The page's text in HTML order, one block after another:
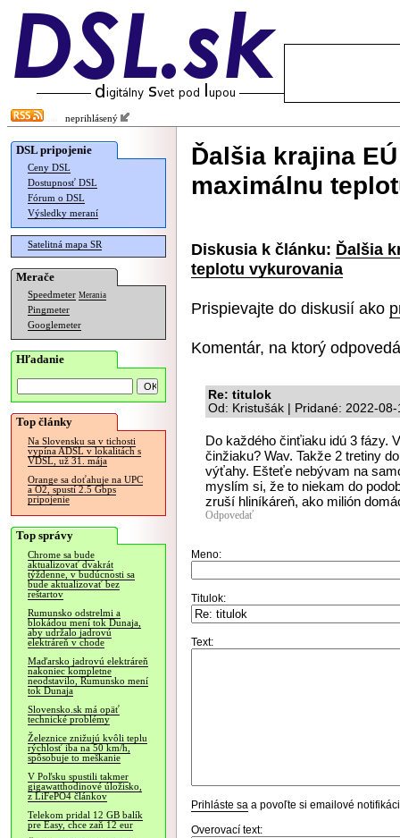
neprihlásený
DSL pripojenie
Ceny DSL
Dostupnosť DSL
Fórum o DSL
Výsledky meraní
Satelitná mapa SR
Merače
Speedmeter Merania
Pingmeter
Googlemeter
Hľadanie
Top články
Na Slovensku sa v tichosti
vypína ADSL v lokalitách s
VDSL, už 31. mája
Orange sa doťahuje na UPC
a O2, spustí 2.5 Gbps
pripojenie
Top správy
Chrome sa bude
aktualizovať dvakrát
týždenne, v budúcnosti sa
bude aktualizovať bez
reštartov
Rumunsko odstrelmi a
blokádou mení tok Dunaja,
aby udržalo jadrovú
elektráreň v chode
Maďarsko jadrovú elektráreň
nakoniec kompletne
neodstavilo, Rumunsko mení
tok Dunaja
Slovensko.sk má opäť
technické problémy
Železnice znižujú kvôli teplu
rýchlosť iba na 50 km/h,
spôsobuje to meškanie
V Poľsku spustili takmer
gigawatthodinové úložisko,
z LiFePO4 článkov
Telekom pridal 12 GB balík
pre Easy, chce zaň 12 eur
Ďalšia krajina
maximálnu
Diskusia k článku: Ďalšia
teplotu vykurovania
Prispievajte do diskusií ako
Komentár, na ktorý
Re: titulok
Od: Kristušák | Pridané: 2022-
Do každého činťiaku idú 3 fázy.
činžiaku? Wav. Takže 2 tretiny
výťahy. Ešteťe nebývam na
myslím si, že to niekam do
zruší hliníkáreň, ako milión
Odpovedať
Meno:
Titulok:
Text:
Prihláste sa a povoľte si emailové
Overovací text: